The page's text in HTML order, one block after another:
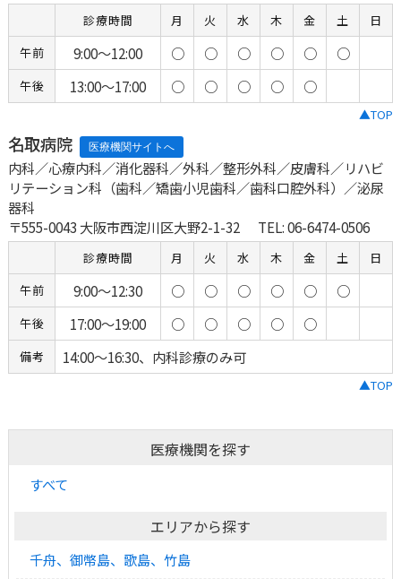
診療時間 月 火 水 木 金 土
日
午前
9:00～12:00 ○ ○ ○ ○ ○ ○
午後 13:00～17:00 ○ ○ ○ ○ ○
▲TOP
名取病院
内科／心療内科／消化器科／外科／整形外科／皮膚科／リハビ
リテーション科（歯科／矯歯小児歯科／歯科口腔外科）／泌尿
器科
〒555-0043 大阪市西淀川区大野2-1-32
TEL: 06-6474-0506
診療時間 月 火 水 木 金 土
日
午前
9:00～12:30 ○ ○ ○ ○ ○ ○
午後 17:00～19:00 ○ ○ ○ ○ ○
備考 14:00～16:30、内科診療のみ可
▲TOP
医療機関を探す
すべて
エリアから探す
千舟、御幣島、歌島、竹島